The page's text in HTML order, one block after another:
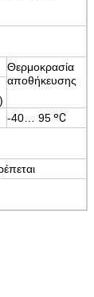
Θερμοκρασία
αποθήκευσης
-40… 95ºC